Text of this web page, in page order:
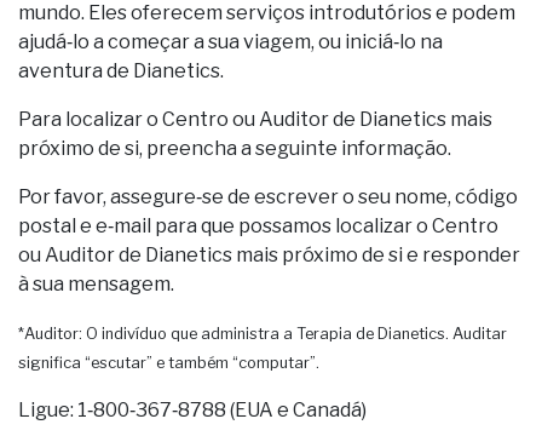
mundo. Eles oferecem serviços introdutórios e podem
ajudá‑lo a começar a sua viagem, ou iniciá‑lo na
aventura de Dianetics.
Para localizar o Centro ou Auditor de Dianetics mais
próximo de si, preencha a seguinte informação.
Por favor, assegure‑se de escrever o seu nome, código
postal e e‑mail para que possamos localizar o Centro
ou Auditor de Dianetics mais próximo de si e responder
à sua mensagem.
*Auditor: O indivíduo que administra a Terapia de Dianetics. Auditar
significa “escutar” e também “computar”.
Ligue: 1‑800‑367‑8788 (EUA e Canadá)